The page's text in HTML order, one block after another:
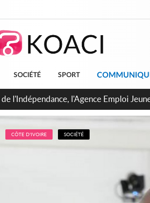
SOCIÉTÉ SPORT
la fronde, les agents contractuels
CÔTE D'IVOIRE SOCIÉTÉ